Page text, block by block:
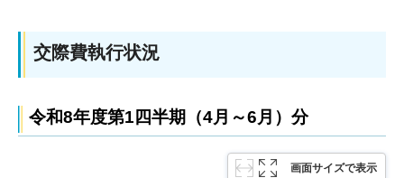
交際費執行状況
令和8年度第1四半期（4月～6月）分
画面サイズで表示